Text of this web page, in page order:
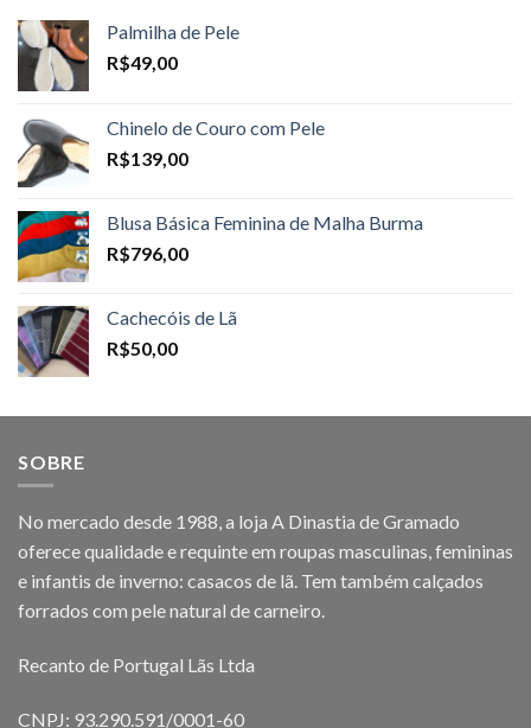
Palmilha de Pele
R$49,00
Chinelo de Couro com Pele
R$139,00
Blusa Básica Feminina de Malha Burma
R$796,00
Cachecóis de Lã
R$50,00
SOBRE
No mercado desde 1988, a loja A Dinastia de Gramado
oferece qualidade e requinte em roupas masculinas, femininas
e infantis de inverno: casacos de lã. Tem também calçados
forrados com pele natural de carneiro.
Recanto de Portugal Lãs Ltda
CNPJ: 93.290.591/0001-60